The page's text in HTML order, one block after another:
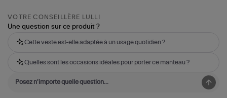
VOTRE CONSEILLÈRE LULLI
Une question sur ce produit ?
Cette veste est-elle adaptée à un usage quotidien ?
Quelles sont les occasions idéales pour porter ce manteau ?